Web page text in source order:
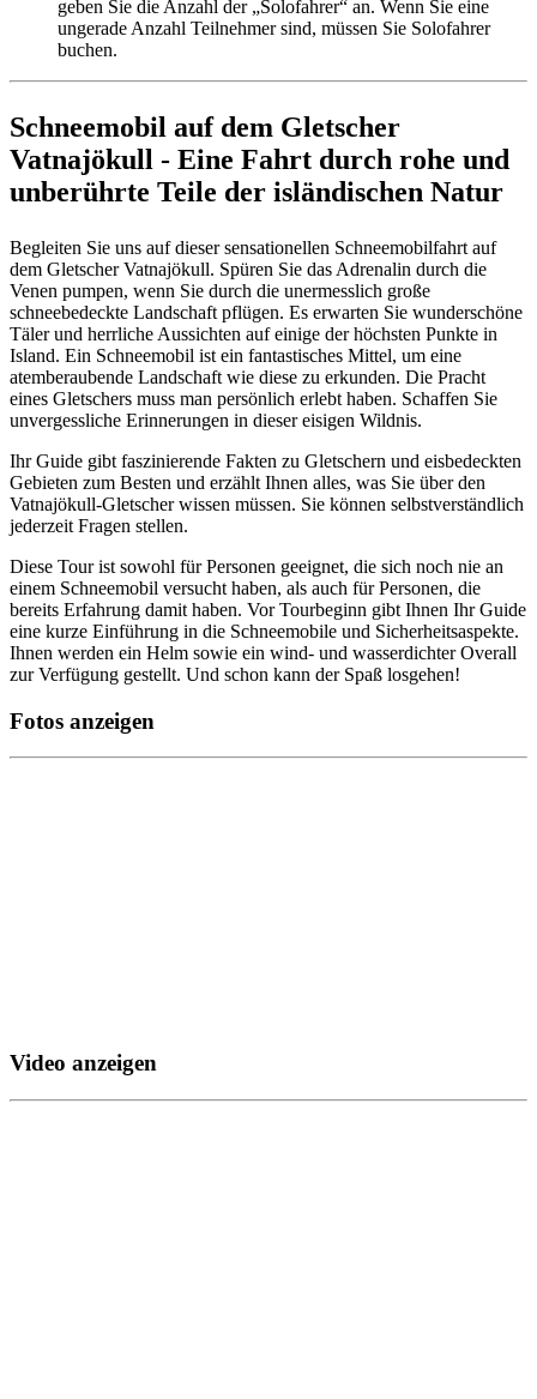
geben Sie die Anzahl der „Solofahrer“ an. Wenn Sie eine
ungerade Anzahl Teilnehmer sind, müssen Sie Solofahrer
buchen.
Schneemobil auf dem Gletscher
Vatnajökull - Eine Fahrt durch rohe und
unberührte Teile der isländischen Natur
Begleiten Sie uns auf dieser sensationellen Schneemobilfahrt auf
dem Gletscher Vatnajökull. Spüren Sie das Adrenalin durch die
Venen pumpen, wenn Sie durch die unermesslich große
schneebedeckte Landschaft pflügen. Es erwarten Sie wunderschöne
Täler und herrliche Aussichten auf einige der höchsten Punkte in
Island. Ein Schneemobil ist ein fantastisches Mittel, um eine
atemberaubende Landschaft wie diese zu erkunden. Die Pracht
eines Gletschers muss man persönlich erlebt haben. Schaffen Sie
unvergessliche Erinnerungen in dieser eisigen Wildnis.
Ihr Guide gibt faszinierende Fakten zu Gletschern und eisbedeckten
Gebieten zum Besten und erzählt Ihnen alles, was Sie über den
Vatnajökull-Gletscher wissen müssen. Sie können selbstverständlich
jederzeit Fragen stellen.
Diese Tour ist sowohl für Personen geeignet, die sich noch nie an
einem Schneemobil versucht haben, als auch für Personen, die
bereits Erfahrung damit haben. Vor Tourbeginn gibt Ihnen Ihr Guide
eine kurze Einführung in die Schneemobile und Sicherheitsaspekte.
Ihnen werden ein Helm sowie ein wind- und wasserdichter Overall
zur Verfügung gestellt. Und schon kann der Spaß losgehen!
Fotos anzeigen
Video anzeigen